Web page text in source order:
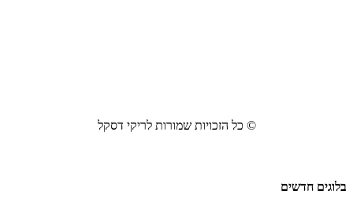
© כל הזכויות שמורות לריקי דסקל
בלוגים חדשים